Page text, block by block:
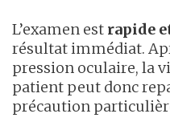
L’examen est rapide
résultat immédiat.
pression oculaire, la
patient peut donc
précaution